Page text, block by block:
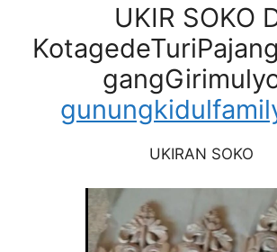
UKIR SOKO
UKIRAN SOKO